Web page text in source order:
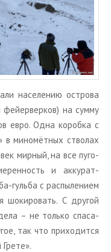
на­се­ле­нию ост­ро­ва
фей­ер­вер­ков) на сумму
евро. Одна ко­роб­ка с
в ми­но­мёт­ных ство­лах
мир­ный, на все пу­го­
и ак­ку­рат­
гуль­ба с рас­пы­ле­ни­ем
шо­ки­ро­вать. С дру­гой
– не толь­ко спа­са­
так что при­хо­дит­ся